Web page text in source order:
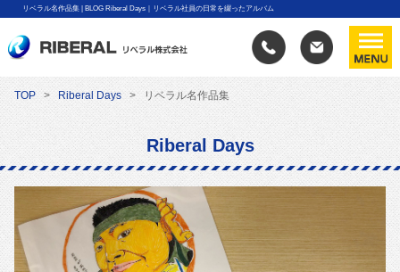
リベラル名作品集 | BLOG Riberal Days｜リベラル社員の日常を綴ったアルバム
TOP Riberal Days リベラル名作品集
Riberal Days